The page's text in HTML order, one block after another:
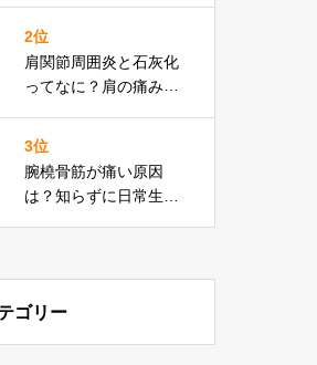
2位
肩関節周囲炎と石灰化
ってなに？肩の痛みの
解説
3位
腕橈骨筋が痛い原因
は？知らずに日常生活
ゴリー